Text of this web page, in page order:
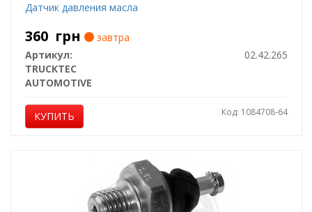
Датчик давления масла
360 грн
завтра
Артикул:
02.42.265
TRUCKTEC
AUTOMOTIVE
КУПИТЬ Код: 1084708-64